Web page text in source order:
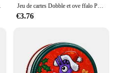
Jeu de cartes Dobble et ove ffalo Princess ABC en anglais, Go Camping Animals Sports Gift, Christmas Party, Family Playing, 18/Boxree, 123
€3.76